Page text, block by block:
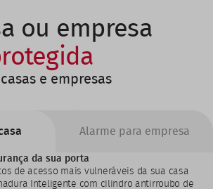
ou empresa
e empresas
Alarme para empresa
da sua porta
de acesso mais vulneráveis da sua casa
Inteligente com cilindro antirroubo de